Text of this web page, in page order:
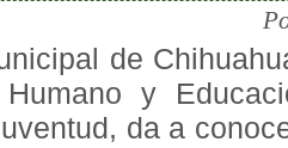
de
y
da a